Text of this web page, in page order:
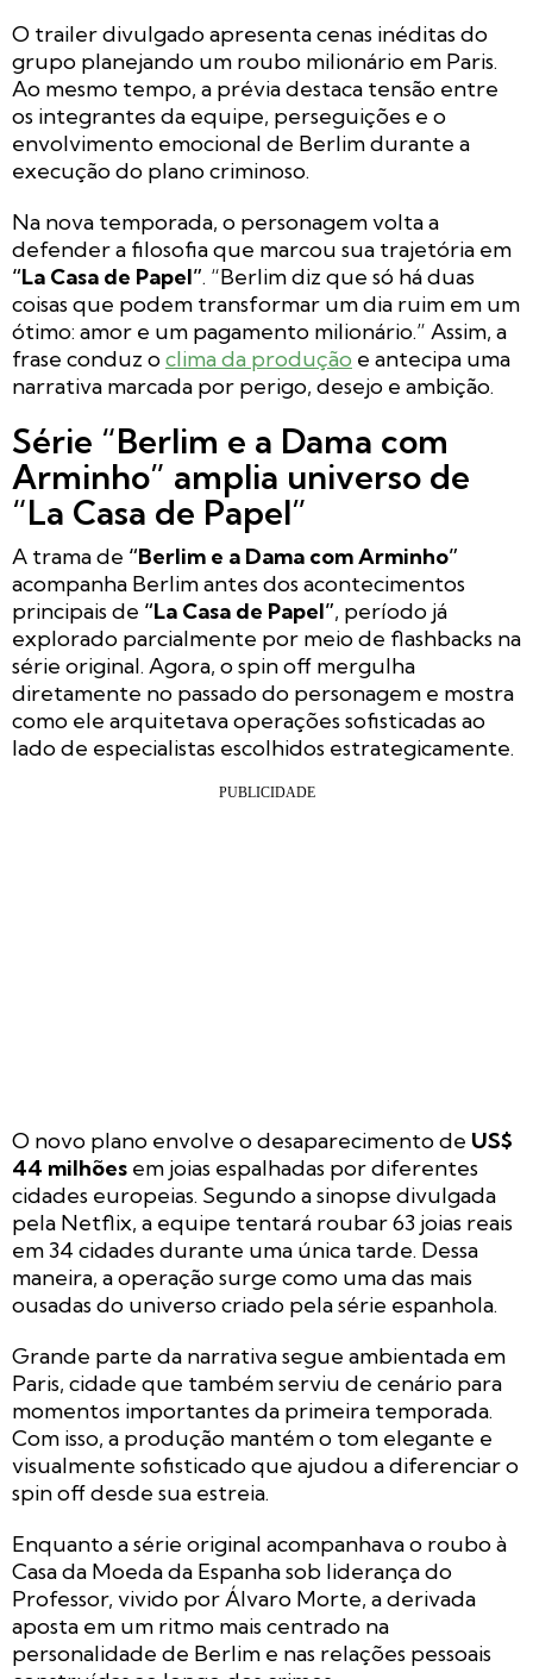
O trailer divulgado apresenta cenas inéditas do
grupo planejando um roubo milionário em Paris.
Ao mesmo tempo, a prévia destaca tensão entre
os integrantes da equipe, perseguições e o
envolvimento emocional de Berlim durante a
execução do plano criminoso.
Na nova temporada, o personagem volta a
defender a filosofia que marcou sua trajetória em
“La Casa de Papel”. “Berlim diz que só há duas
coisas que podem transformar um dia ruim em um
ótimo: amor e um pagamento milionário.” Assim, a
frase conduz oclima da produção e antecipa uma
narrativa marcada por perigo, desejo e ambição.
Série “Berlim e a Dama com
Arminho” amplia universo de
“La Casa de Papel”
A trama de “Berlim e a Dama com Arminho”
acompanha Berlim antes dos acontecimentos
principais de “La Casa de Papel”, período já
explorado parcialmente por meio de flashbacks na
série original. Agora, o spin off mergulha
diretamente no passado do personagem e mostra
como ele arquitetava operações sofisticadas ao
lado de especialistas escolhidos estrategicamente.
O novo plano envolve o desaparecimento de US$
44 milhões em joias espalhadas por diferentes
cidades europeias. Segundo a sinopse divulgada
pela Netflix, a equipe tentará roubar 63 joias reais
em 34 cidades durante uma única tarde. Dessa
maneira, a operação surge como uma das mais
ousadas do universo criado pela série espanhola.
Grande parte da narrativa segue ambientada em
Paris, cidade que também serviu de cenário para
momentos importantes da primeira temporada.
Com isso, a produção mantém o tom elegante e
visualmente sofisticado que ajudou a diferenciar o
spin off desde sua estreia.
Enquanto a série original acompanhava o roubo à
Casa da Moeda da Espanha sob liderança do
Professor, vivido por Álvaro Morte, a derivada
aposta em um ritmo mais centrado na
personalidade de Berlim e nas relações pessoais